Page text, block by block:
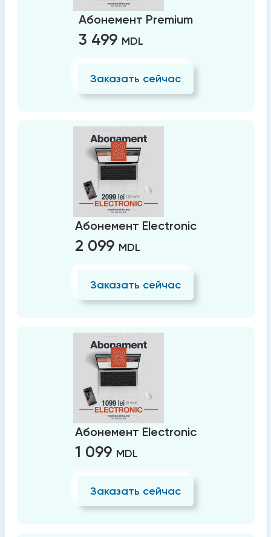
Абонемент Premium
3 499 MDL
Заказать сейчас
Абонемент Electronic
2 099 MDL
Заказать сейчас
Абонемент Electronic
1 099 MDL
Заказать сейчас